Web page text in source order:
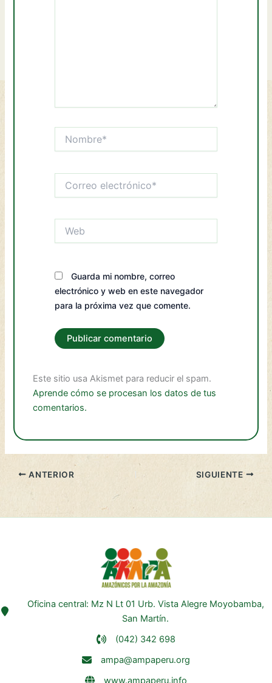
electrónico*
Guarda mi nombre, correo
electrónico y web en este navegador
para la próxima vez que comente.
Este sitio usa Akismet para reducir el spam.
Aprende cómo se procesan los datos de tus
comentarios.
ANTERIOR SIGUIENTE
Oficina central: Mz N Lt 01 Urb. Vista Alegre Moyobamba,
San Martín.
(042) 342 698
ampa@ampaperu.org
www.ampaperu.info